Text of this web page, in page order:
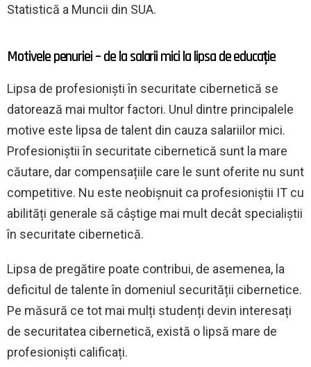
Statistică a Muncii din SUA.
Motivele penuriei – de la salarii mici la lipsa de educație
Lipsa de profesioniști în securitate cibernetică se
datorează mai multor factori. Unul dintre principalele
motive este lipsa de talent din cauza salariilor mici.
Profesioniștii în securitate cibernetică sunt la mare
căutare, dar compensațiile care le sunt oferite nu sunt
competitive. Nu este neobișnuit ca profesioniștii IT cu
abilități generale să câștige mai mult decât specialiștii
în securitate cibernetică.
Lipsa de pregătire poate contribui, de asemenea, la
deficitul de talente în domeniul securității cibernetice.
Pe măsură ce tot mai mulți studenți devin interesați
de securitatea cibernetică, există o lipsă mare de
profesioniști calificați.